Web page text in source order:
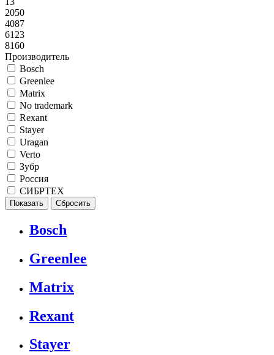
2050
4087
6123
8160
Производитель
Bosch
Greenlee
Matrix
No trademark
Rexant
Stayer
Uragan
Verto
Зубр
Россия
СИБРТЕХ
Bosch
Greenlee
Matrix
Rexant
Stayer